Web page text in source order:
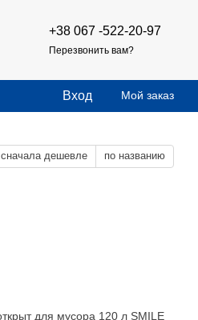
+38 067 -522-20-97
Перезвонить вам?
Вход Мой заказ
сначала дешевле по названию